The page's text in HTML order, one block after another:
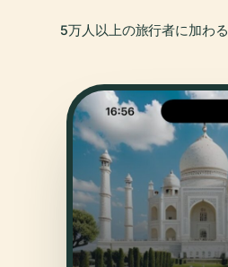
5万人以上の旅行者に加わる